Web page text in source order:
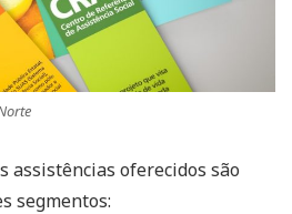
assistências oferecidos são
segmentos: